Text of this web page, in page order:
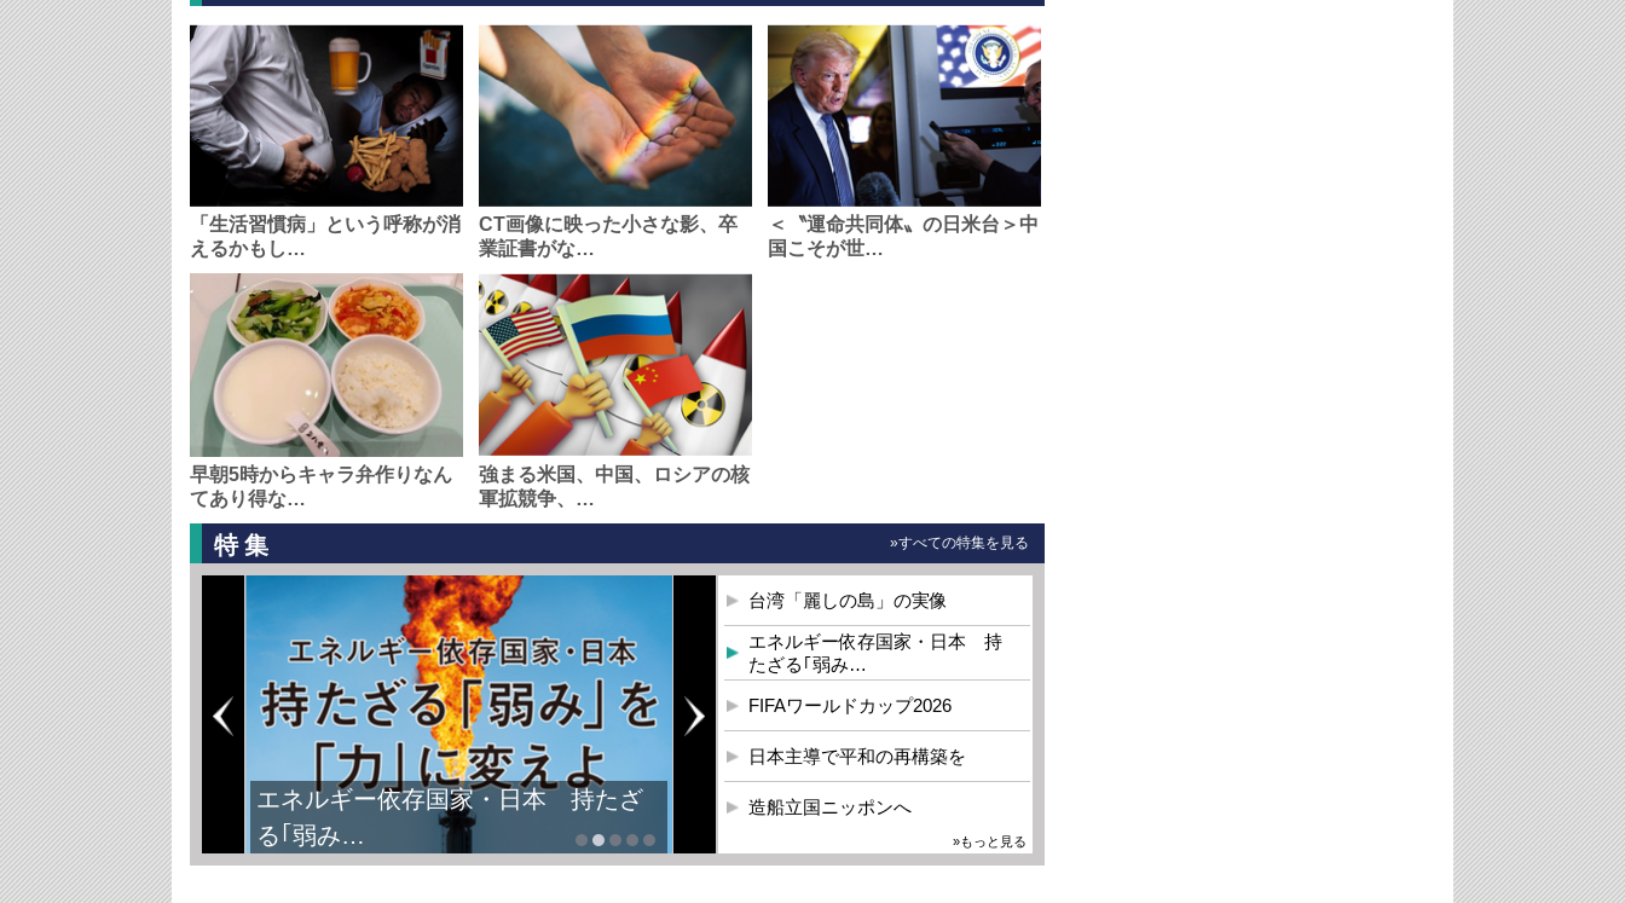
「生活習慣病」という呼称が消
えるかもし…
CT画像に映った小さな影、卒
業証書がな…
＜〝運命共同体〟の日米台＞中
国こそが世…
早朝5時からキャラ弁作りなん
てあり得な…
強まる米国、中国、ロシアの核
軍拡競争、…
特集 »すべての特集を見る
エネルギー依存国家・日本 持たざ
る｢弱み…
台湾「麗しの島」の実像
エネルギー依存国家・日本 持
たざる｢弱み…
FIFAワールドカップ2026
日本主導で平和の再構築を
造船立国ニッポンへ
»もっと見る